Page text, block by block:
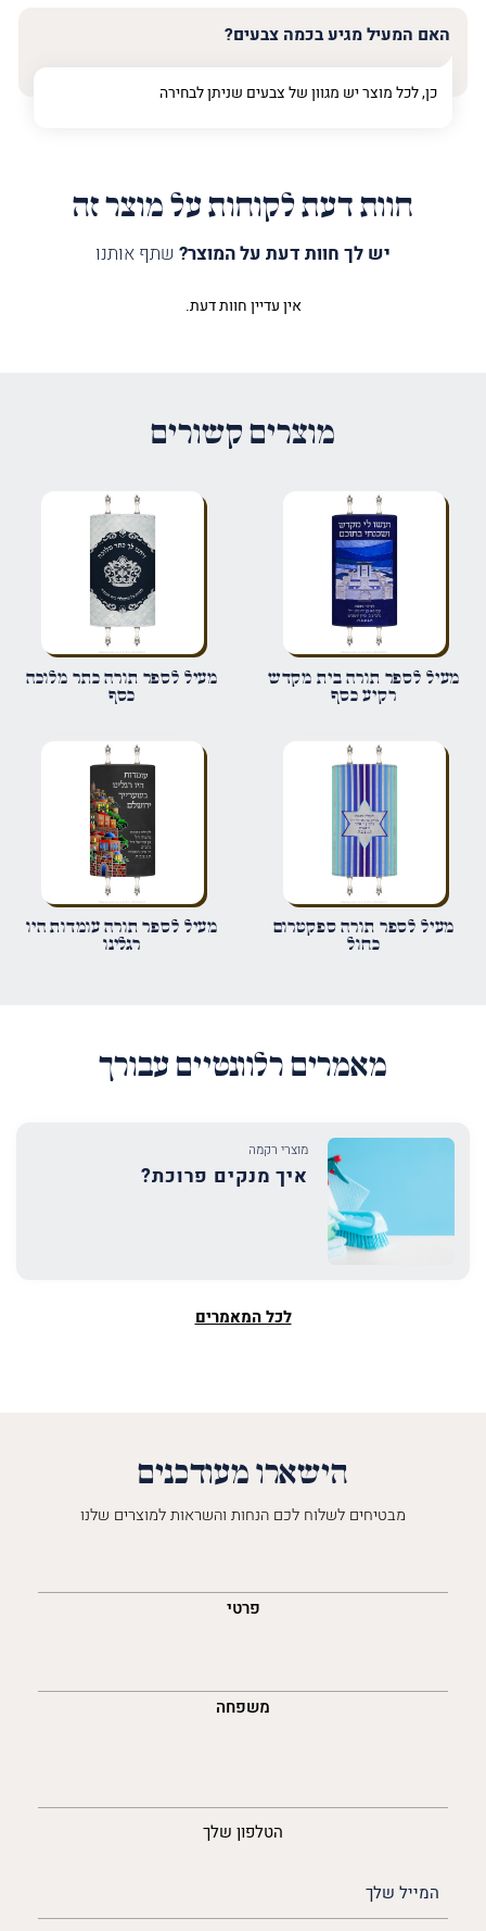
האם המעיל מגיע בכמה צבעים?
כן, לכל מוצר יש מגוון של צבעים שניתן לבחירה
חוות דעת לקוחות על מוצר זה
יש לך חוות דעת על המוצר? שתף אותנו
הביקורת שלך*
שם*
שמור בדפדפן זה את השם, האימייל והאתר שלי לפעם הבאה שאגיב.
אין עדיין חוות דעת.
מוצרים קשורים
מעיל לספר תורה בית מקדש
רקיע כסף
מעיל לספר תורה כתר מלוכה
כסף
מעיל לספר תורה ספקטרום
כחול
מעיל לספר תורה עומדות היו
רגלינו
מאמרים רלוונטיים עבורך
מוצרי רקמה
איך מנקים פרוכת?
לכל המאמרים
הישארו מעודכנים
מבטיחים לשלוח לכם הנחות והשראות למוצרים שלנו
פרטי
משפחה
הטלפון שלך
(חובה)